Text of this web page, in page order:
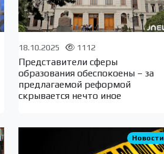
18.10.2025 1112
Представители сферы
образования обеспокоены – за
предлагаемой реформой
скрывается нечто иное
Новости